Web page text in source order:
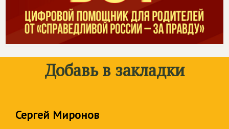
Добавь в закладки
Сергей Миронов